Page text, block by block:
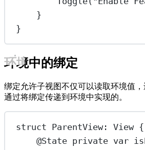
}
}
环境中的绑定
绑定允许子视图不仅可以读取环境值
通过将绑定传递到环境中实现的。
struct ParentView: View {
@State private var